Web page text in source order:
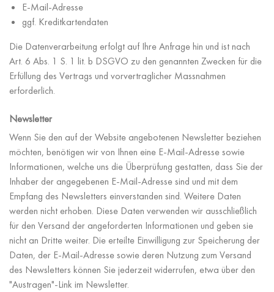
E-Mail-Adresse
ggf. Kreditkartendaten
Die Datenverarbeitung erfolgt auf Ihre Anfrage hin und ist nach
Art. 6 Abs. 1 S. 1 lit. b DSGVO zu den genannten Zwecken für die
Erfüllung des Vertrags und vorvertraglicher Massnahmen
erforderlich.
Newsletter
Wenn Sie den auf der Website angebotenen Newsletter beziehen
möchten, benötigen wir von Ihnen eine E-Mail-Adresse sowie
Informationen, welche uns die Überprüfung gestatten, dass Sie der
Inhaber der angegebenen E-Mail-Adresse sind und mit dem
Empfang des Newsletters einverstanden sind. Weitere Daten
werden nicht erhoben. Diese Daten verwenden wir ausschließlich
für den Versand der angeforderten Informationen und geben sie
nicht an Dritte weiter. Die erteilte Einwilligung zur Speicherung der
Daten, der E-Mail-Adresse sowie deren Nutzung zum Versand
des Newsletters können Sie jederzeit widerrufen, etwa über den
"Austragen"-Link im Newsletter.